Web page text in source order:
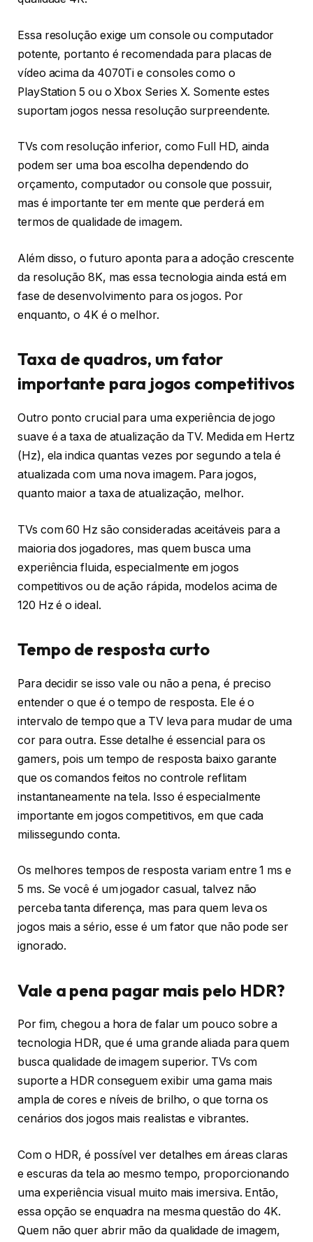
Essa resolução exige um console ou computador
potente, portanto é recomendada para placas de
vídeo acima da 4070Ti e consoles como o
PlayStation 5 ou o Xbox Series X. Somente estes
suportam jogos nessa resolução surpreendente.
TVs com resolução inferior, como Full HD, ainda
podem ser uma boa escolha dependendo do
orçamento, computador ou console que possuir,
mas é importante ter em mente que perderá em
termos de qualidade de imagem.
Além disso, o futuro aponta para a adoção crescente
da resolução 8K, mas essa tecnologia ainda está em
fase de desenvolvimento para os jogos. Por
enquanto, o 4K é o melhor.
Taxa de quadros, um fator
importante para jogos competitivos
Outro ponto crucial para uma experiência de jogo
suave é a taxa de atualização da TV. Medida em Hertz
(Hz), ela indica quantas vezes por segundo a tela é
atualizada com uma nova imagem. Para jogos,
quanto maior a taxa de atualização, melhor.
TVs com 60 Hz são consideradas aceitáveis para a
maioria dos jogadores, mas quem busca uma
experiência fluida, especialmente em jogos
competitivos ou de ação rápida, modelos acima de
120 Hz é o ideal.
Tempo de resposta curto
Para decidir se isso vale ou não a pena, é preciso
entender o que é o tempo de resposta. Ele é o
intervalo de tempo que a TV leva para mudar de uma
cor para outra. Esse detalhe é essencial para os
gamers, pois um tempo de resposta baixo garante
que os comandos feitos no controle reflitam
instantaneamente na tela. Isso é especialmente
importante em jogos competitivos, em que cada
milissegundo conta.
Os melhores tempos de resposta variam entre 1 ms e
5 ms. Se você é um jogador casual, talvez não
perceba tanta diferença, mas para quem leva os
jogos mais a sério, esse é um fator que não pode ser
ignorado.
Vale a pena pagar mais pelo HDR?
Por fim, chegou a hora de falar um pouco sobre a
tecnologia HDR, que é uma grande aliada para quem
busca qualidade de imagem superior. TVs com
suporte a HDR conseguem exibir uma gama mais
ampla de cores e níveis de brilho, o que torna os
cenários dos jogos mais realistas e vibrantes.
Com o HDR, é possível ver detalhes em áreas claras
e escuras da tela ao mesmo tempo, proporcionando
uma experiência visual muito mais imersiva. Então,
essa opção se enquadra na mesma questão do 4K.
Quem não quer abrir mão da qualidade de imagem,